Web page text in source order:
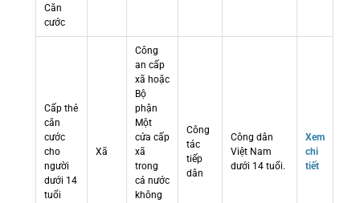
Căn
cước
Cấp thẻ
căn
cước
cho
người
dưới 14
tuổi
Xã
Công
an cấp
xã hoặc
Bộ
phận
Một
cửa cấp
xã
trong
cả nước
không
Công
tác
tiếp
dân
Công dân
Việt Nam
dưới 14 tuổi.
Xem
chi
tiết